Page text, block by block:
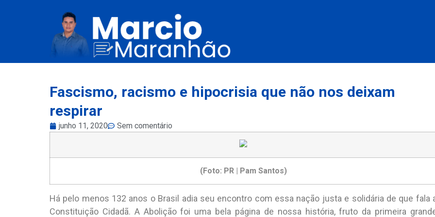
Fascismo, racismo e hipocrisia que não nos deixam
respirar
junho 11, 2020 Sem comentário
(Foto: PR | Pam Santos)
Há pelo menos 132 anos o Brasil adia seu encontro com essa nação justa e solidária de que fala
Constituição Cidadã. A Abolição foi uma bela página de nossa história, fruto da primeira